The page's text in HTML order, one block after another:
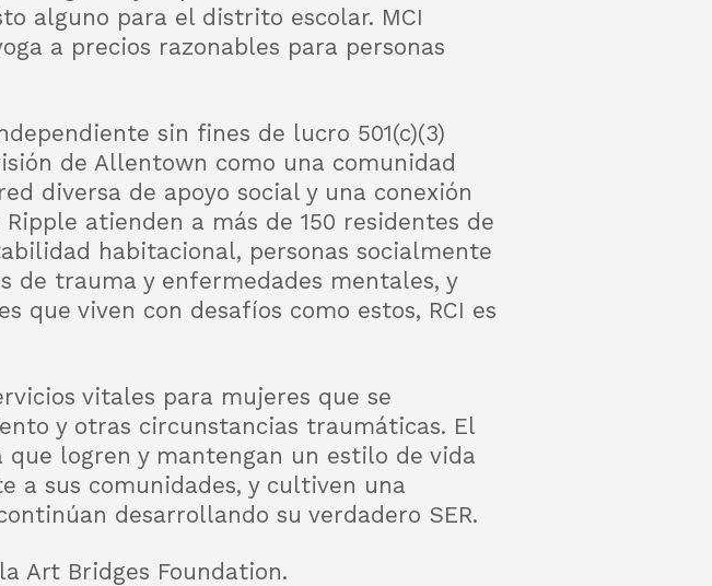
alguno para el distrito escolar. MCI
a precios razonables para personas
sin fines de lucro 501(c)(3)
de Allentown como una comunidad
diversa de apoyo social y una conexión
atienden a más de 150 residentes de
habitacional, personas socialmente
de trauma y enfermedades mentales, y
que viven con desafíos como estos, RCI es
vitales para mujeres que se
y otras circunstancias traumáticas. El
logren y mantengan un estilo de vida
a sus comunidades, y cultiven una
desarrollando su verdadero SER.
Art Bridges Foundation.